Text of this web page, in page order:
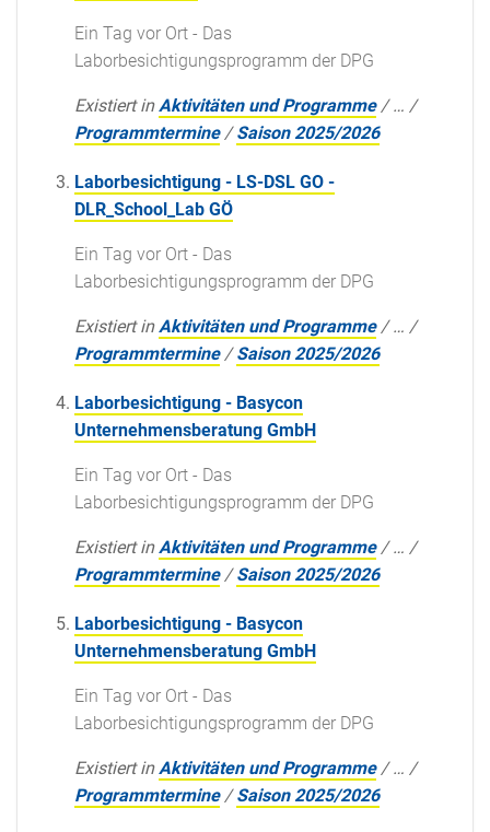
Ein Tag vor Ort - Das
Laborbesichtigungsprogramm der DPG
Existiert in Aktivitäten und Programme /… /
Programmtermine /Saison 2025/2026
Laborbesichtigung - LS-DSL GO -
DLR_School_Lab GÖ
Ein Tag vor Ort - Das
Laborbesichtigungsprogramm der DPG
Existiert in Aktivitäten und Programme /… /
Programmtermine /Saison 2025/2026
Laborbesichtigung - Basycon
Unternehmensberatung GmbH
Ein Tag vor Ort - Das
Laborbesichtigungsprogramm der DPG
Existiert in Aktivitäten und Programme /… /
Programmtermine /Saison 2025/2026
Laborbesichtigung - Basycon
Unternehmensberatung GmbH
Ein Tag vor Ort - Das
Laborbesichtigungsprogramm der DPG
Existiert in Aktivitäten und Programme /… /
Programmtermine /Saison 2025/2026